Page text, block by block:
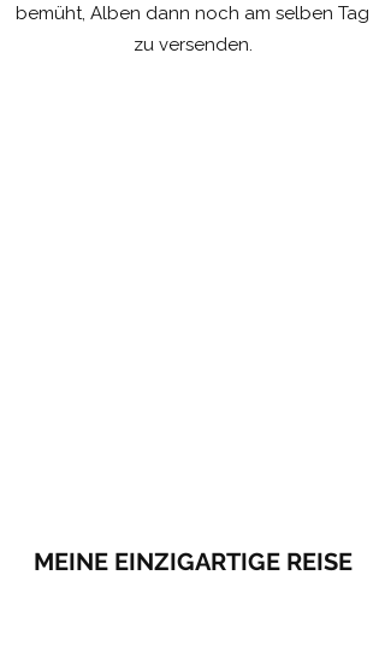
bemüht, Alben dann noch am selben Tag
zu versenden.
MEINE EINZIGARTIGE REISE